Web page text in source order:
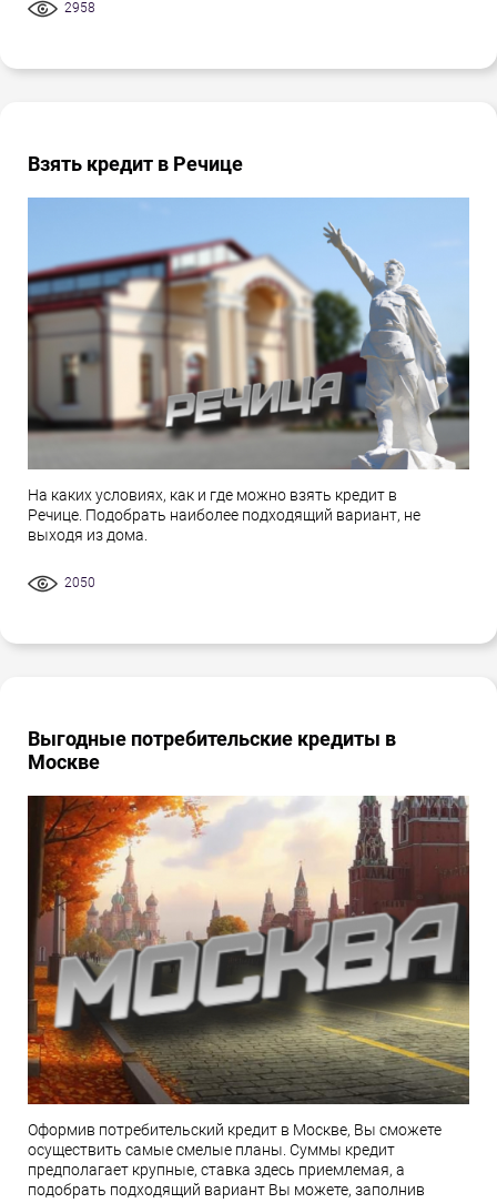
2958
Взять кредит в Речице
На каких условиях, как и где можно взять кредит в
Речице. Подобрать наиболее подходящий вариант, не
выходя из дома.
2050
Выгодные потребительские кредиты в
Москве
Оформив потребительский кредит в Москве, Вы сможете
осуществить самые смелые планы. Суммы кредит
предполагает крупные, ставка здесь приемлемая, а
подобрать подходящий вариант Вы можете, заполнив